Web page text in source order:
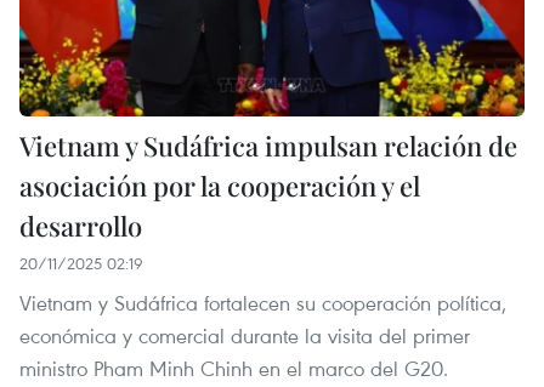
Vietnam y Sudáfrica impulsan relación de
asociación por la cooperación y el
desarrollo
20/11/2025 02:19
Vietnam y Sudáfrica fortalecen su cooperación política,
económica y comercial durante la visita del primer
ministro Pham Minh Chinh en el marco del G20.